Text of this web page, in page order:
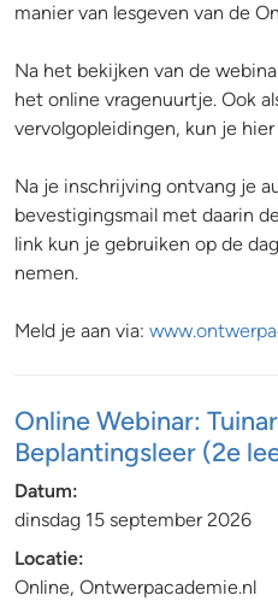
manier van lesgeven van de
Na het bekijken van de
het online vragenuurtje. Ook
vervolgopleidingen, kun je
Na je inschrijving ontvang je
bevestigingsmail met daarin
link kun je gebruiken op de
nemen.
Meld je aan via:
Online Webinar:
Beplantingsleer (2e
Datum:
dinsdag 15 september 2026
Locatie:
Online, Ontwerpacademie.nl